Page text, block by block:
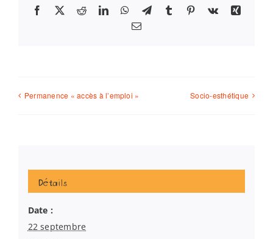
Facebook
X RedditLinkedInWhatsApp
TelegramTumblr Pinterest
Vk
Xing
Email
Permanence « accès à l’emploi » Socio-esthétique
Détails
Date :
22 septembre